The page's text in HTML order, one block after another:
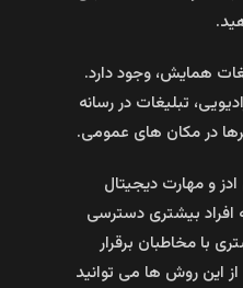
همایش، وجود دارد.
تبلیغات در رسانه‌
در مکان‌ های عمومی.
ادز و مهارت دیجیتال
افراد بیشتری دسترسی
با مخاطبان برقرار
از این روش‌ ها می‌ توانید